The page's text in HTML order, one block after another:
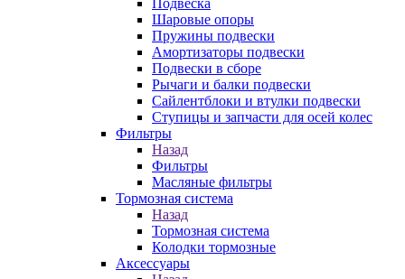
Подвеска
Шаровые опоры
Пружины подвески
Амортизаторы подвески
Подвески в сборе
Рычаги и балки подвески
Сайлентблоки и втулки подвески
Ступицы и запчасти для осей колес
Фильтры
Назад
Фильтры
Масляные фильтры
Тормозная система
Назад
Тормозная система
Колодки тормозные
Аксессуары